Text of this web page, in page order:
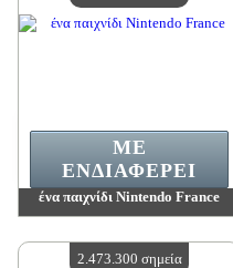
ένα παιχνίδι Nintendo France
Διαθέσιμη ποσότητα:4
ΜΕ
ΕΝΔΙΑΦΈΡΕΙ
2.473.300 σημεία